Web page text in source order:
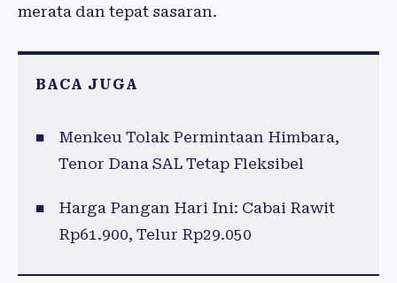
merata dan tepat sasaran.
BACA JUGA
Menkeu Tolak Permintaan Himbara,
Tenor Dana SAL Tetap Fleksibel
Harga Pangan Hari Ini: Cabai Rawit
Rp61.900, Telur Rp29.050